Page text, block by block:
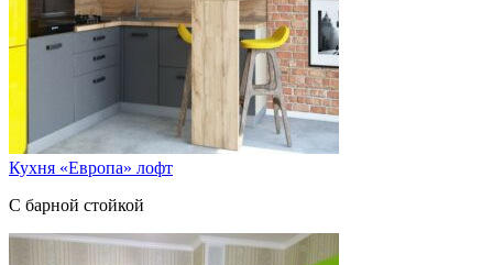
Кухня «Европа» лофт
С барной стойкой